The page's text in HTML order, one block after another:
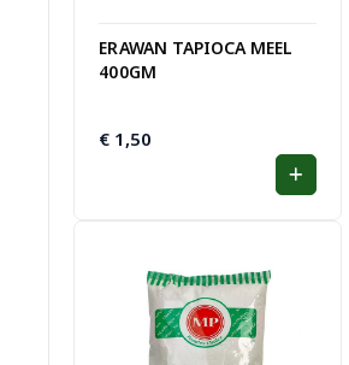
ERAWAN TAPIOCA MEEL
400GM
€ 1,50